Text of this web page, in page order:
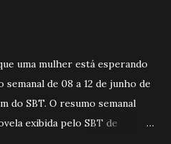
uma mulher está esperando
de 08 a 12 de junho de
do SBT. O resumo semanal
exibida pelo SBT de